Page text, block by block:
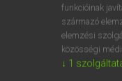
felkap
bekap
megragad
elragad
funkcióinak
származó
elemzési
közösségi
↓ 1